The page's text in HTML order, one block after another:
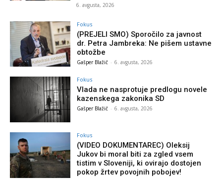
6. avgusta, 2026
Fokus
(PREJELI SMO) Sporočilo za javnost
dr. Petra Jambreka: Ne pišem ustavne
obtožbe
Gašper Blažič - 6. avgusta, 2026
Fokus
Vlada ne nasprotuje predlogu novele
kazenskega zakonika SD
Gašper Blažič - 6. avgusta, 2026
Fokus
(VIDEO DOKUMENTAREC) Oleksij
Jukov bi moral biti za zgled vsem
tistim v Sloveniji, ki ovirajo dostojen
pokop žrtev povojnih pobojev!